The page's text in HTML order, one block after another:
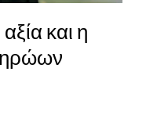
και η
ηρώων